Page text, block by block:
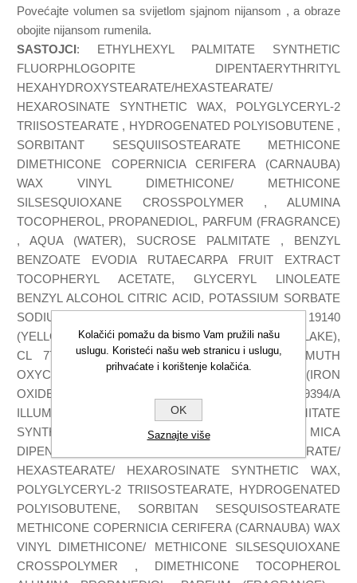
Povećajte volumen sa svijetlom sjajnom nijansom , a obraze
obojite nijansom rumenila.
SASTOJCI : ETHYLHEXYL PALMITATE SYNTHETIC
FLUORPHLOGOPITE DIPENTAERYTHRITYL
HEXAHYDROXYSTEARATE/HEXASTEARATE/
HEXAROSINATE SYNTHETIC WAX, POLYGLYCERYL-2
TRIISOSTEARATE , HYDROGENATED POLYISOBUTENE ,
SORBITANT SESQUIISOSTEARATE METHICONE
DIMETHICONE COPERNICIA CERIFERA (CARNAUBA)
WAX VINYL DIMETHICONE/ METHICONE
SILSESQUIOXANE CROSSPOLYMER , ALUMINA
TOCOPHEROL, PROPANEDIOL, PARFUM (FRAGRANCE)
, AQUA (WATER), SUCROSE PALMITATE , BENZYL
BENZOATE EVODIA RUTAECARPA FRUIT EXTRACT
TOCOPHERYL ACETATE, GLYCERYL LINOLEATE
BENZYL ALCOHOL CITRIC ACID, POTASSIUM SORBATE
SODIUM HYALURONATE TIN OXIDE BHT [+/-: CI 19140
(YELLOW 5, YELLOW 5 LAKE) , CI 42090 (BLUE 1 LAKE),
CL 77007 (ULTRAMARINES) , CI 77163 (BISMUTH
OXYCHLORIDE) CL 77491, CI 77492, CI 77499 (IRON
OXIDES) , CI 77891 (TITANIUM DIOXIDE)], 09394/A
ILLUMINER - SHIMMER ETHYLHEXYL PALMITATE
SYNTHETIC FLUORPHLOGOPITE MICA
DIPENTAERYTHRITYL HEXAHYDROXYSTEARATE/
HEXASTEARATE/ HEXAROSINATE SYNTHETIC WAX,
POLYGLYCERYL-2 TRIISOSTEARATE, HYDROGENATED
POLYISOBUTENE, SORBITAN SESQUISOSTEARATE
METHICONE COPERNICIA CERIFERA (CARNAUBA) WAX
VINYL DIMETHICONE/ METHICONE SILSESQUIOXANE
CROSSPOLYMER , DIMETHICONE TOCOPHEROL
Kolačići pomažu da bismo Vam pružili našu
uslugu. Koristeći našu web stranicu i uslugu,
prihvaćate i korištenje kolačića.
OK
Saznajte više